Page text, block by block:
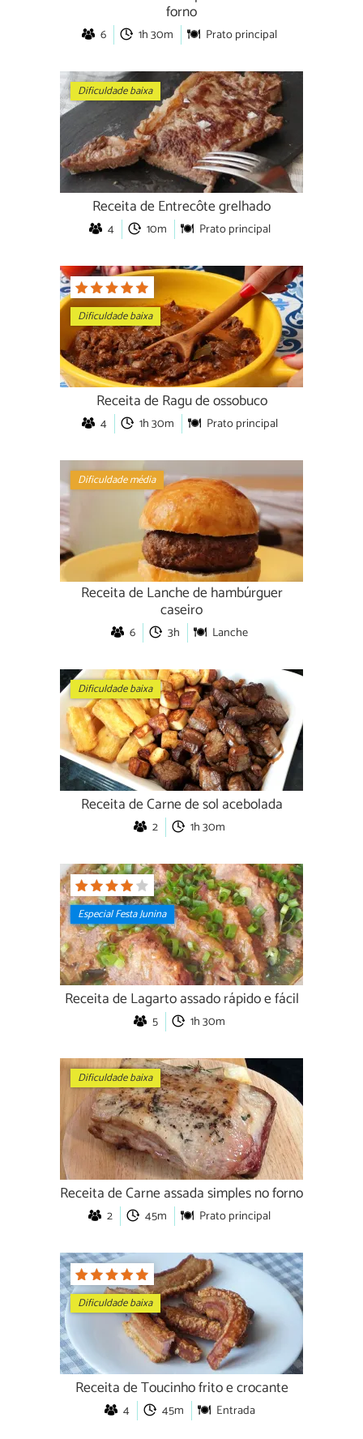
forno
6 1h 30m Prato principal
Dificuldade baixa
Receita de Entrecôte grelhado
4 10m Prato principal
Dificuldade baixa
Receita de Ragu de ossobuco
4 1h 30m Prato principal
Dificuldade média
Receita de Lanche de hambúrguer
caseiro
6 3h Lanche
Dificuldade baixa
Receita de Carne de sol acebolada
2 1h 30m
Especial Festa Junina
Receita de Lagarto assado rápido e fácil
5 1h 30m
Dificuldade baixa
Receita de Carne assada simples no forno
2 45m Prato principal
Dificuldade baixa
Receita de Toucinho frito e crocante
4 45m Entrada